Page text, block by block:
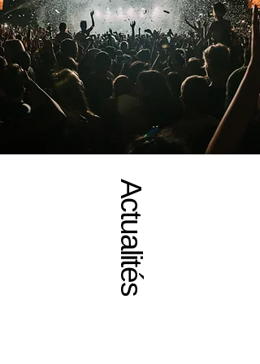
Actualités